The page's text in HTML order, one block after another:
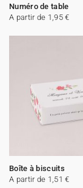
Numéro de table
A partir de 1,95 €
Boîte à biscuits
A partir de 1,51 €